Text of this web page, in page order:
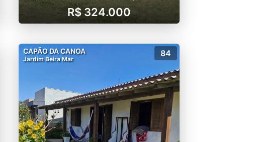
R$ 324.000
CAPÃO DA CANOA
Jardim Beira Mar
84